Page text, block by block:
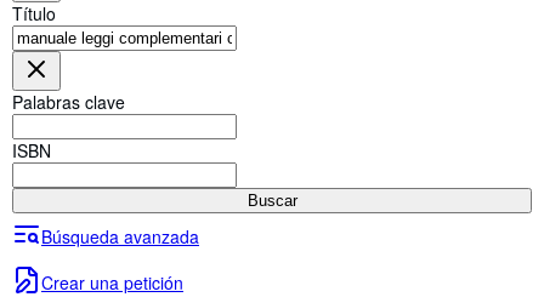
Libros antiguos
Arte y coleccionismo
Vendedores
Comenzar a vender
Ayuda
Título
Palabras clave
ISBN
Buscar
Búsqueda avanzada
Crear una petición